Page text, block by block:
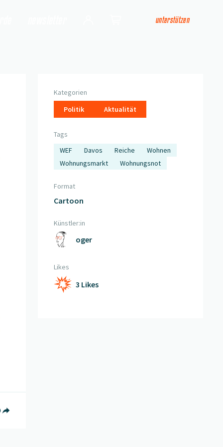
unterstützen
teilen
teilen
Whatsapp teilen
Teilen
Kategorien
Politik
Aktualität
Tags
WEF
Davos Reiche
Wohnen
Wohnungsmarkt
Wohnungsnot
Format
Cartoon
Künstler:in
oger
Likes
3 Likes